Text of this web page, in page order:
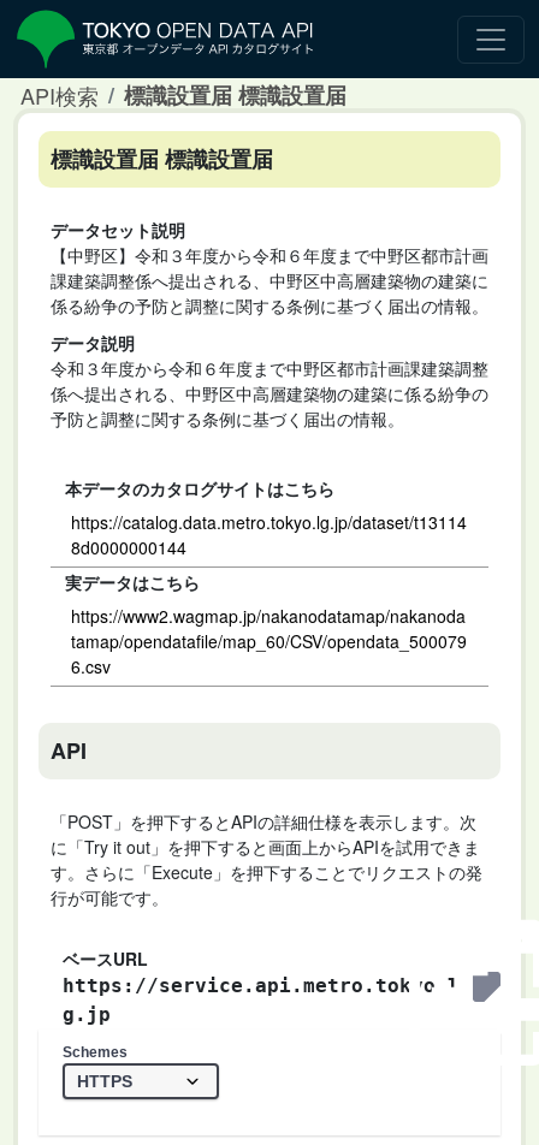
API検索 標識設置届 標識設置届
標識設置届 標識設置届
データセット説明
【中野区】令和３年度から令和６年度まで中野区都市計画
課建築調整係へ提出される、中野区中高層建築物の建築に
係る紛争の予防と調整に関する条例に基づく届出の情報。
データ説明
令和３年度から令和６年度まで中野区都市計画課建築調整
係へ提出される、中野区中高層建築物の建築に係る紛争の
予防と調整に関する条例に基づく届出の情報。
本データのカタログサイトはこちら
https://catalog.data.metro.tokyo.lg.jp/dataset/t13114
8d0000000144
実データはこちら
https://www2.wagmap.jp/nakanodatamap/nakanoda
tamap/opendatafile/map_60/CSV/opendata_500079
6.csv
API
「POST」を押下するとAPIの詳細仕様を表示します。次
に「Try it out」を押下すると画面上からAPIを試用できま
す。さらに「Execute」を押下することでリクエストの発
行が可能です。
ベースURL
https://service.api.metro.tokyo.l
g.jp
Schemes